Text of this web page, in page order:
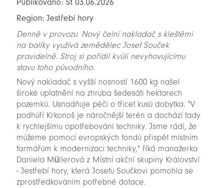
Publikováno: St 03.06.2026
Region: Jestřebí hory
Denně v provozu. Nový čelní nakladač s kleštěmi
na balíky využívá zemědělec Josef Souček
pravidelně. Stroj si pořídil kvůli nevyhovujícímu
stavu toho původního.
Nový nakladač s vyšší nosností 1600 kg našel
široké uplatnění na zhruba šedesáti hektarech
pozemků. Usnadňuje péči o třicet kusů dobytka. "V
podhůří Krkonoš je náročnější terén a dochází tady
k rychlejšímu opotřebování techniky. Jsme rádi, že
můžeme pomocí evropských fondů přispět místním
farmářům k modernizaci techniky," říká manažerka
Daniela Müllerová z Místní akční skupiny Království
- Jestřebí hory, která Josefu Součkovi pomohla se
zprostředkováním potřebné dotace.